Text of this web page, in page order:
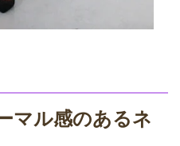
マル感のあるネ